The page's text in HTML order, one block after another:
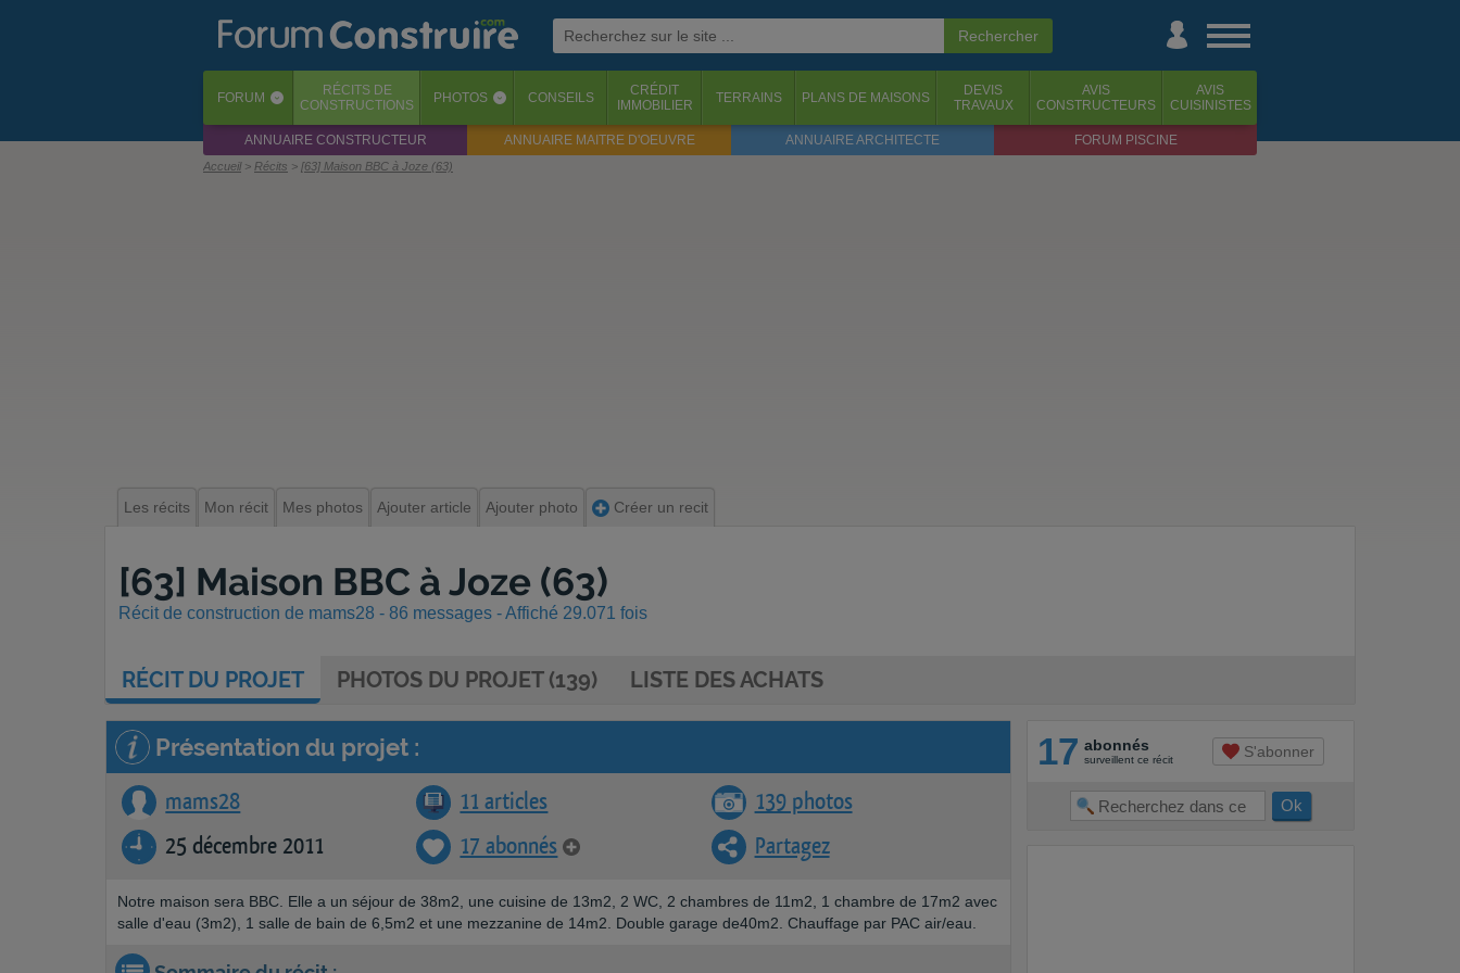
FORUM ‹ RÉCITS DE
CONSTRUCTIONS
PHOTOS ‹ CONSEILS
CRÉDIT
IMMOBILIER
TERRAINS PLANS DE MAISONS
DEVIS
TRAVAUX
AVIS
CONSTRUCTEURS
AVIS
CUISINISTES
ANNUAIRE CONSTRUCTEUR ANNUAIRE MAITRE D'OEUVRE ANNUAIRE ARCHITECTE FORUM PISCINE
Accueil Récits [63] Maison BBC à Joze (63)
Les récits Mon récit Mes photos Ajouter article Ajouter photo Créer un recit
[63] Maison BBC à Joze (63)
Récit de construction de mams28 - 86 messages - Affiché 29.071 fois
RÉCITDU PROJET PHOTOS DU PROJET (139) LISTE DES ACHATS
Présentation du projet :
mams28 11 articles
139 photos
25 décembre 2011
17 abonnés Partagez
Notre maison sera BBC. Elle a un séjour de 38m2, une cuisine de 13m2, 2 WC, 2 chambres de 11m2, 1 chambre de 17m2 avec
salle d'eau (3m2), 1 salle de bain de 6,5m2 et une mezzanine de 14m2. Double garage de40m2. Chauffage par PAC air/eau.
17 abonnés
surveillent ce récit S'abonner